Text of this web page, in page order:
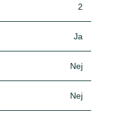
2
Ja
Nej
Nej